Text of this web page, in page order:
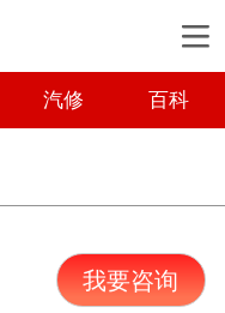
汽修 百科
我要咨询